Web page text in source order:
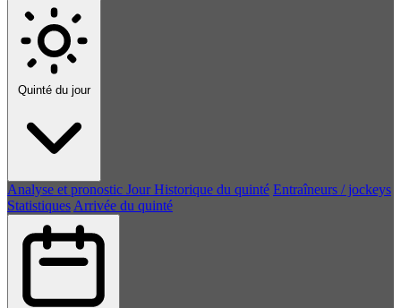
Quinté du jour
Analyse et pronostic Jour Historique du quinté Entraîneurs / jockeys
Statistiques Arrivée du quinté